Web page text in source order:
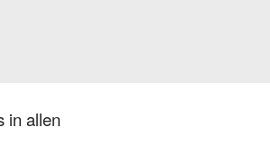
in allen